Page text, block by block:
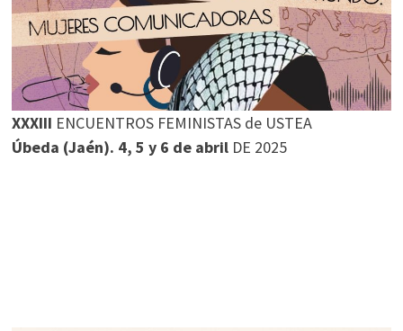
XXXIII ENCUENTROS FEMINISTAS de USTEA
Úbeda (Jaén). 4, 5 y 6 de abrilDE 2025